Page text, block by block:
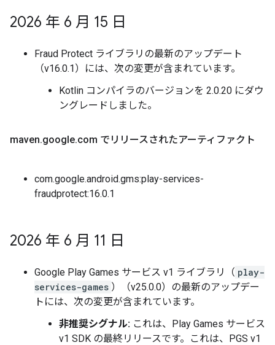
2026 年 6 月 15 日
Fraud Protect ライブラリの最新のアップデート
（v16.0.1）には、次の変更が含まれています。
Kotlin コンパイラのバージョンを 2.0.20 にダウ
ングレードしました。
maven.google.com でリリースされたアーティファクト
com.google.android.gms:play-services-
fraudprotect:16.0.1
2026 年 6 月 11 日
Google Play Games サービス v1 ライブラリ（ play-
services-games ）（v25.0.0）の最新のアップデー
トには、次の変更が含まれています。
非推奨シグナル: これは、Play Games サービス
v1 SDK の最終リリースです。これは、PGS v1